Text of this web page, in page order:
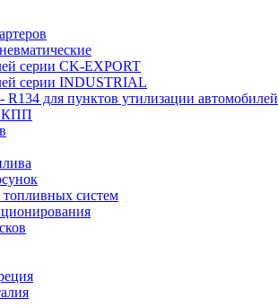
серии CK-EXPORT
серии INDUSTRIAL
R134 для пунктов утилизации автомобилей
систем